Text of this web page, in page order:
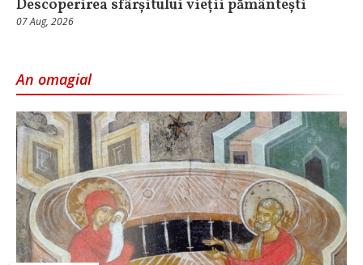
Descoperirea sfârșitului vieții pământești
07 Aug, 2026
An omagial